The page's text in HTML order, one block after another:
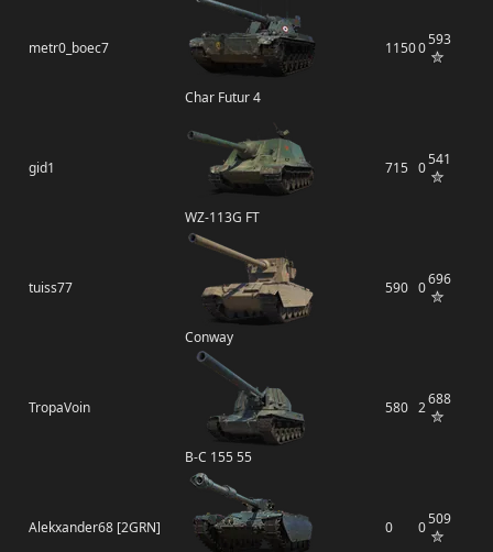
metr0_boec7
Char Futur 4
11500593
gid1
WZ-113G FT
715 0541
tuiss77
Conway
590 0696
TropaVoin
B-C 155 55
580 2688
Alekxander68 [2GRN] 0 0509